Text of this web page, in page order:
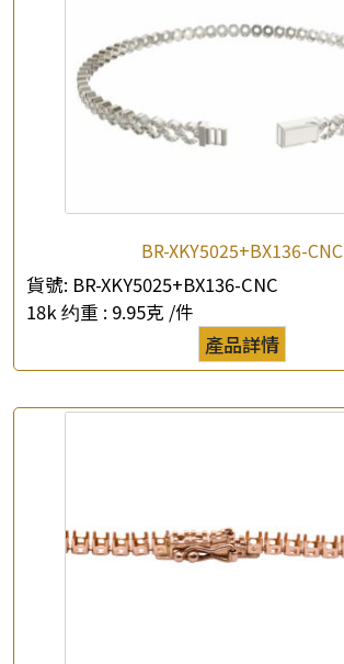
產品查詢
公司名稱
BR-XKY5025+BX136-CNC
貨號: BR-XKY5025+BX136-CNC
18k 约重 : 9.95克 /件
產品詳情